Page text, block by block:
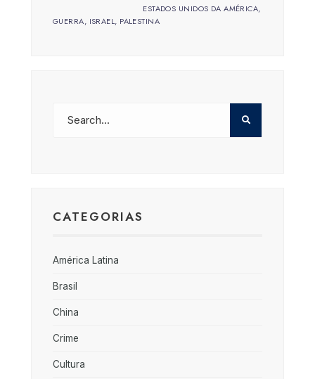
ESTADOS UNIDOS DA AMÉRICA,
GUERRA, ISRAEL, PALESTINA
CATEGORIAS
América Latina
Brasil
China
Crime
Cultura